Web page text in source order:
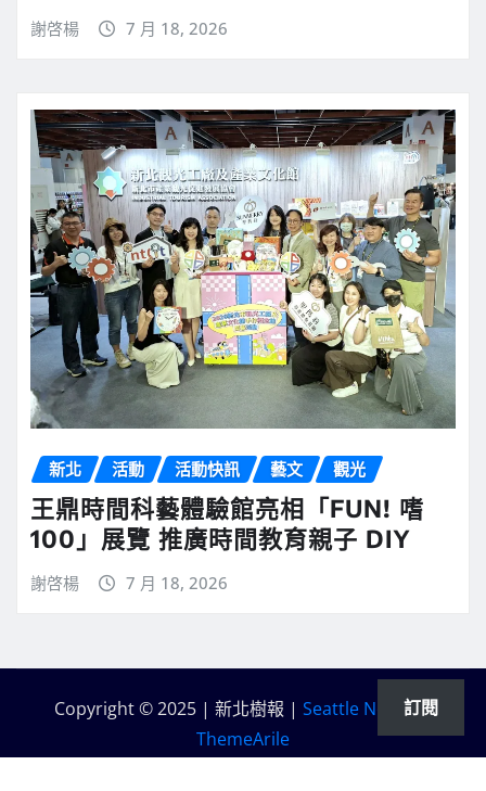
謝啓楊 7 月 18, 2026
新北 活動 活動快訊 藝文 觀光
王鼎時間科藝體驗館亮相「FUN! 嗜
100」展覽 推廣時間教育親子 DIY
謝啓楊 7 月 18, 2026
Copyright © 2025 | 新北樹報 | Seattle Newsby
ThemeArile
訂閱